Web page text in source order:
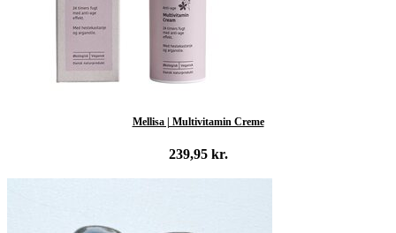
Mellisa | Multivitamin Creme
239,95 kr.